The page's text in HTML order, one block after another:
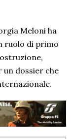
Meloni ha
ruolo di primo
un dossier che